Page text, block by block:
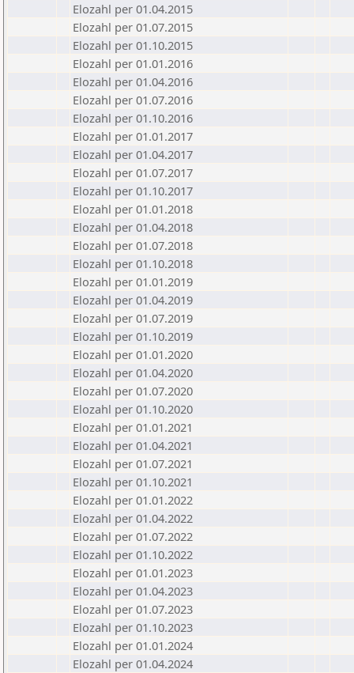
Elozahl per 01.04.2015
Elozahl per 01.07.2015
Elozahl per 01.10.2015
Elozahl per 01.01.2016
Elozahl per 01.04.2016
Elozahl per 01.07.2016
Elozahl per 01.10.2016
Elozahl per 01.01.2017
Elozahl per 01.04.2017
Elozahl per 01.07.2017
Elozahl per 01.10.2017
Elozahl per 01.01.2018
Elozahl per 01.04.2018
Elozahl per 01.07.2018
Elozahl per 01.10.2018
Elozahl per 01.01.2019
Elozahl per 01.04.2019
Elozahl per 01.07.2019
Elozahl per 01.10.2019
Elozahl per 01.01.2020
Elozahl per 01.04.2020
Elozahl per 01.07.2020
Elozahl per 01.10.2020
Elozahl per 01.01.2021
Elozahl per 01.04.2021
Elozahl per 01.07.2021
Elozahl per 01.10.2021
Elozahl per 01.01.2022
Elozahl per 01.04.2022
Elozahl per 01.07.2022
Elozahl per 01.10.2022
Elozahl per 01.01.2023
Elozahl per 01.04.2023
Elozahl per 01.07.2023
Elozahl per 01.10.2023
Elozahl per 01.01.2024
Elozahl per 01.04.2024